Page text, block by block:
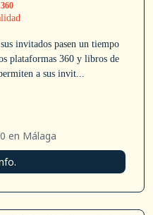
invitados pasen un tiempo
plataformas 360 y libros de
a sus invit...
en Málaga